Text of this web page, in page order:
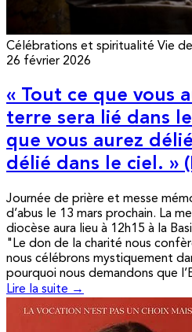
Célébrations et spiritualité Vie
26 février 2026
« Tout ce que vous
terre sera lié dans
que vous aurez
délié dans le ciel. »
Journée de prière et messe
d’abus le 13 mars prochain. La
diocèse aura lieu à 12h15 à la
"Le don de la charité nous
nous célébrons mystiquement
pourquoi nous demandons que
Lire la suite →